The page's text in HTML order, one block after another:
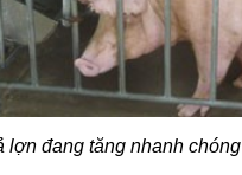
lợn đang tăng nhanh chóng